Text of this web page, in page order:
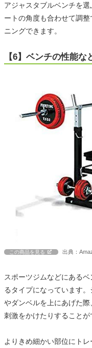
アジャスタブルベンチを
ートの角度も合わせて調
ニングできます。
【6】ベンチの性能
この商品を見る 出典：
スポーツジムなどにある
るタイプになっています
やダンベルを上にあげた
刺激をかけたりすることが
よりきめ細かい部位にト